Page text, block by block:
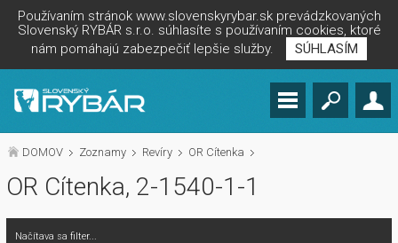
Používaním stránok www.slovenskyrybar.sk prevádzkovaných
Slovenský RYBÁR s.r.o. súhlasíte s používaním cookies, ktoré
nám pomáhajú zabezpečiť lepšie služby.
SÚHLASÍM
DOMOV Zoznamy Revíry OR Cítenka
OR Cítenka, 2-1540-1-1
Načítava sa filter...